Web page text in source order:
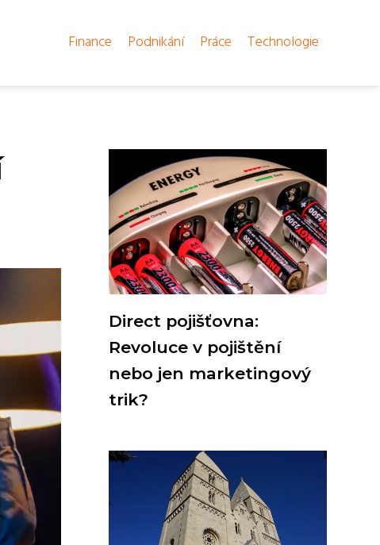
Finance Podnikání Práce Technologie
Direct pojišťovna:
Revoluce v pojištění
nebo jen marketingový
trik?